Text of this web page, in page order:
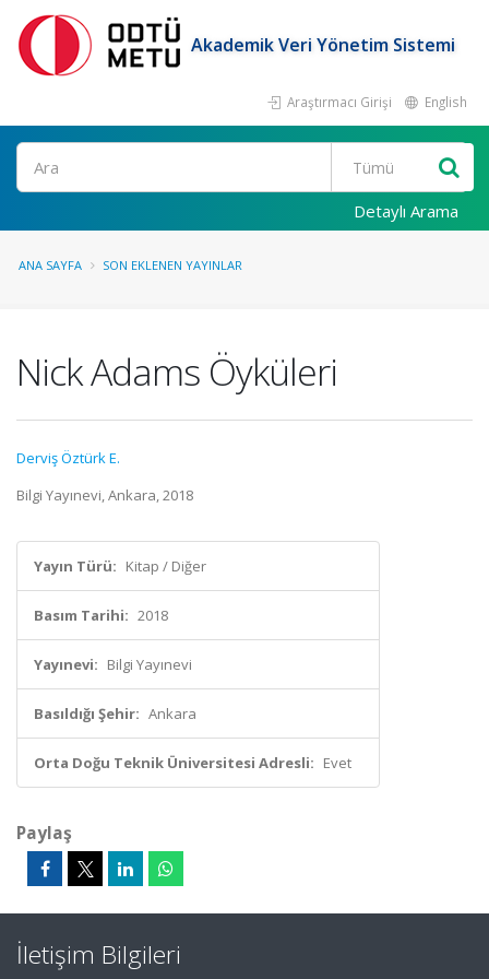
Akademik Veri Yönetim Sistemi
Araştırmacı Girişi English
Ara
Detaylı Arama
ANA SAYFA SON EKLENEN YAYINLAR
Nick Adams Öyküleri
Derviş Öztürk E.
Bilgi Yayınevi, Ankara, 2018
Yayın Türü: Kitap / Diğer
Basım Tarihi: 2018
Yayınevi: Bilgi Yayınevi
Basıldığı Şehir: Ankara
Orta Doğu Teknik Üniversitesi Adresli: Evet
Paylaş
İletişim Bilgileri